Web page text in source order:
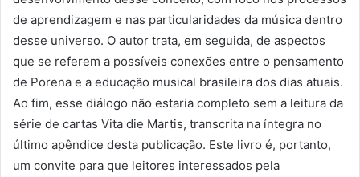
de aprendizagem e nas particularidades da música dentro
desse universo. O autor trata, em seguida, de aspectos
que se referem a possíveis conexões entre o pensamento
de Porena e a educação musical brasileira dos dias atuais.
Ao fim, esse diálogo não estaria completo sem a leitura da
série de cartas Vita die Martis, transcrita na íntegra no
último apêndice desta publicação. Este livro é, portanto,
um convite para que leitores interessados pela